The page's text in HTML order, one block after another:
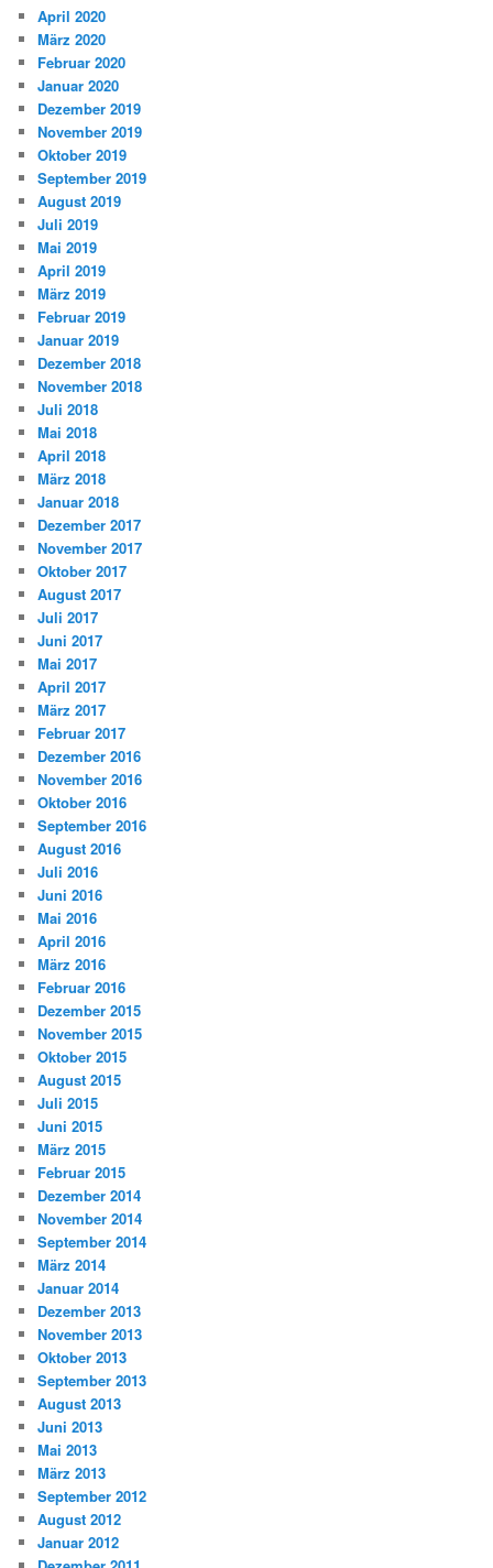
April 2020
März 2020
Februar 2020
Januar 2020
Dezember 2019
November 2019
Oktober 2019
September 2019
August 2019
Juli 2019
Mai 2019
April 2019
März 2019
Februar 2019
Januar 2019
Dezember 2018
November 2018
Juli 2018
Mai 2018
April 2018
März 2018
Januar 2018
Dezember 2017
November 2017
Oktober 2017
August 2017
Juli 2017
Juni 2017
Mai 2017
April 2017
März 2017
Februar 2017
Dezember 2016
November 2016
Oktober 2016
September 2016
August 2016
Juli 2016
Juni 2016
Mai 2016
April 2016
März 2016
Februar 2016
Dezember 2015
November 2015
Oktober 2015
August 2015
Juli 2015
Juni 2015
März 2015
Februar 2015
Dezember 2014
November 2014
September 2014
März 2014
Januar 2014
Dezember 2013
November 2013
Oktober 2013
September 2013
August 2013
Juni 2013
Mai 2013
März 2013
September 2012
August 2012
Januar 2012